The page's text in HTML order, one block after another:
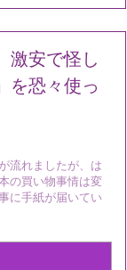
安で怪し
を恐々使っ
流れましたが、は
の買い物事情は変
に手紙が届いてい